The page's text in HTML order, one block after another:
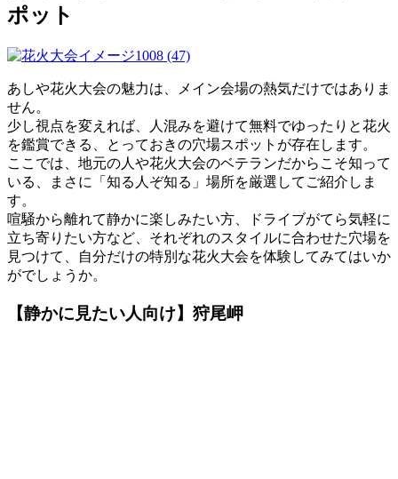
ポット
あしや花火大会の魅力は、メイン会場の熱気だけではありま
せん。
少し視点を変えれば、人混みを避けて無料でゆったりと花火
を鑑賞できる、とっておきの穴場スポットが存在します。
ここでは、地元の人や花火大会のベテランだからこそ知って
いる、まさに「知る人ぞ知る」場所を厳選してご紹介しま
す。
喧騒から離れて静かに楽しみたい方、ドライブがてら気軽に
立ち寄りたい方など、それぞれのスタイルに合わせた穴場を
見つけて、自分だけの特別な花火大会を体験してみてはいか
がでしょうか。
【静かに見たい人向け】狩尾岬